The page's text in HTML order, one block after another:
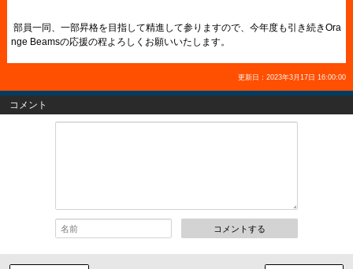
部員一同、一部昇格を目指して精進して参りますので、今年度も引き続きOra
nge Beamsの応援の程よろしくお願いいたします。
更新日：2023年3月17日 16:00:00
コメント
コメントする